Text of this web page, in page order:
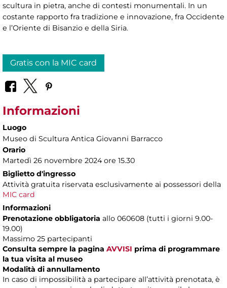
scultura in pietra, anche di contesti monumentali. In un
costante rapporto fra tradizione e innovazione, fra Occidente
e l’Oriente di Bisanzio e della Siria.
Gratis con la MIC card
Informazioni
Luogo
Museo di Scultura Antica Giovanni Barracco
Orario
Martedì 26 novembre 2024 ore 15.30
Biglietto d'ingresso
Attività gratuita riservata esclusivamente ai possessori della
MIC card
Informazioni
Prenotazione obbligatoria allo 060608 (tutti i giorni 9.00-
19.00)
Massimo 25 partecipanti
Consulta sempre la pagina AVVISI prima di programmare
la tua visita al museo
Modalità di annullamento
In caso di impossibilità a partecipare all’attività prenotata, è